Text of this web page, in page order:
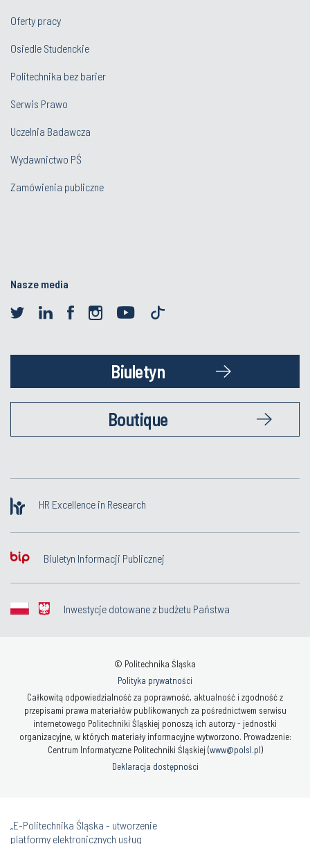
Oferty pracy
Osiedle Studenckie
Politechnika bez barier
Serwis Prawo
Uczelnia Badawcza
Wydawnictwo PŚ
Zamówienia publiczne
Nasze media
Biuletyn
Boutique
HR Excellence in Research
Biuletyn Informacji Publicznej
Inwestycje dotowane z budżetu Państwa
© Politechnika Śląska
Polityka prywatności
Całkowitą odpowiedzialność za poprawność, aktualność i zgodność z
przepisami prawa materiałów publikowanych za pośrednictwem serwisu
internetowego Politechniki Śląskiej ponoszą ich autorzy - jednostki
organizacyjne, w których materiały informacyjne wytworzono. Prowadzenie:
Centrum Informatyczne Politechniki Śląskiej (www@polsl.pl)
Deklaracja dostępności
„E-Politechnika Śląska - utworzenie
platformy elektronicznych usług